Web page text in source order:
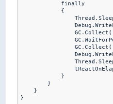
            finally
            {
            }
        }
    }
}